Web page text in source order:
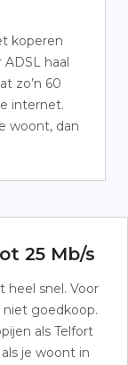
koperen
haal
zo’n 60
internet.
woont, dan
25 Mb/s
heel snel. Voor
niet goedkoop.
als Telfort
je woont in